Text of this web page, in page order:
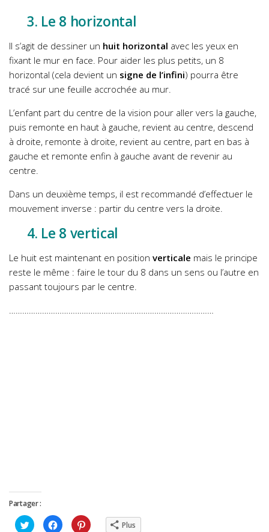
3. Le 8 horizontal
Il s’agit de dessiner un huit horizontal avec les yeux en
fixant le mur en face. Pour aider les plus petits, un 8
horizontal (cela devient un signe de l’infini) pourra être
tracé sur une feuille accrochée au mur.
L’enfant part du centre de la vision pour aller vers la gauche,
puis remonte en haut à gauche, revient au centre, descend
à droite, remonte à droite, revient au centre, part en bas à
gauche et remonte enfin à gauche avant de revenir au
centre.
Dans un deuxième temps, il est recommandé d’effectuer le
mouvement inverse : partir du centre vers la droite.
4. Le 8 vertical
Le huit est maintenant en position verticale mais le principe
reste le même : faire le tour du 8 dans un sens ou l’autre en
passant toujours par le centre.
Partager :
Cliquez
pour
Cliquez
pour
Cliquez
pour Plus